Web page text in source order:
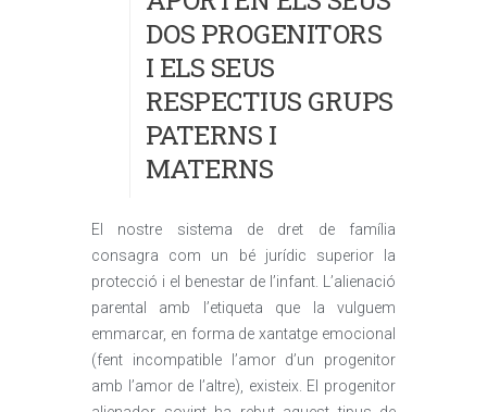
DOS PROGENITORS
I ELS SEUS
RESPECTIUS GRUPS
PATERNS I
MATERNS
El nostre sistema de dret de família
consagra com un bé jurídic superior la
protecció i el benestar de l’infant. L’alienació
parental amb l’etiqueta que la vulguem
emmarcar, en forma de xantatge emocional
(fent incompatible l’amor d’un progenitor
amb l’amor de l’altre), existeix. El progenitor